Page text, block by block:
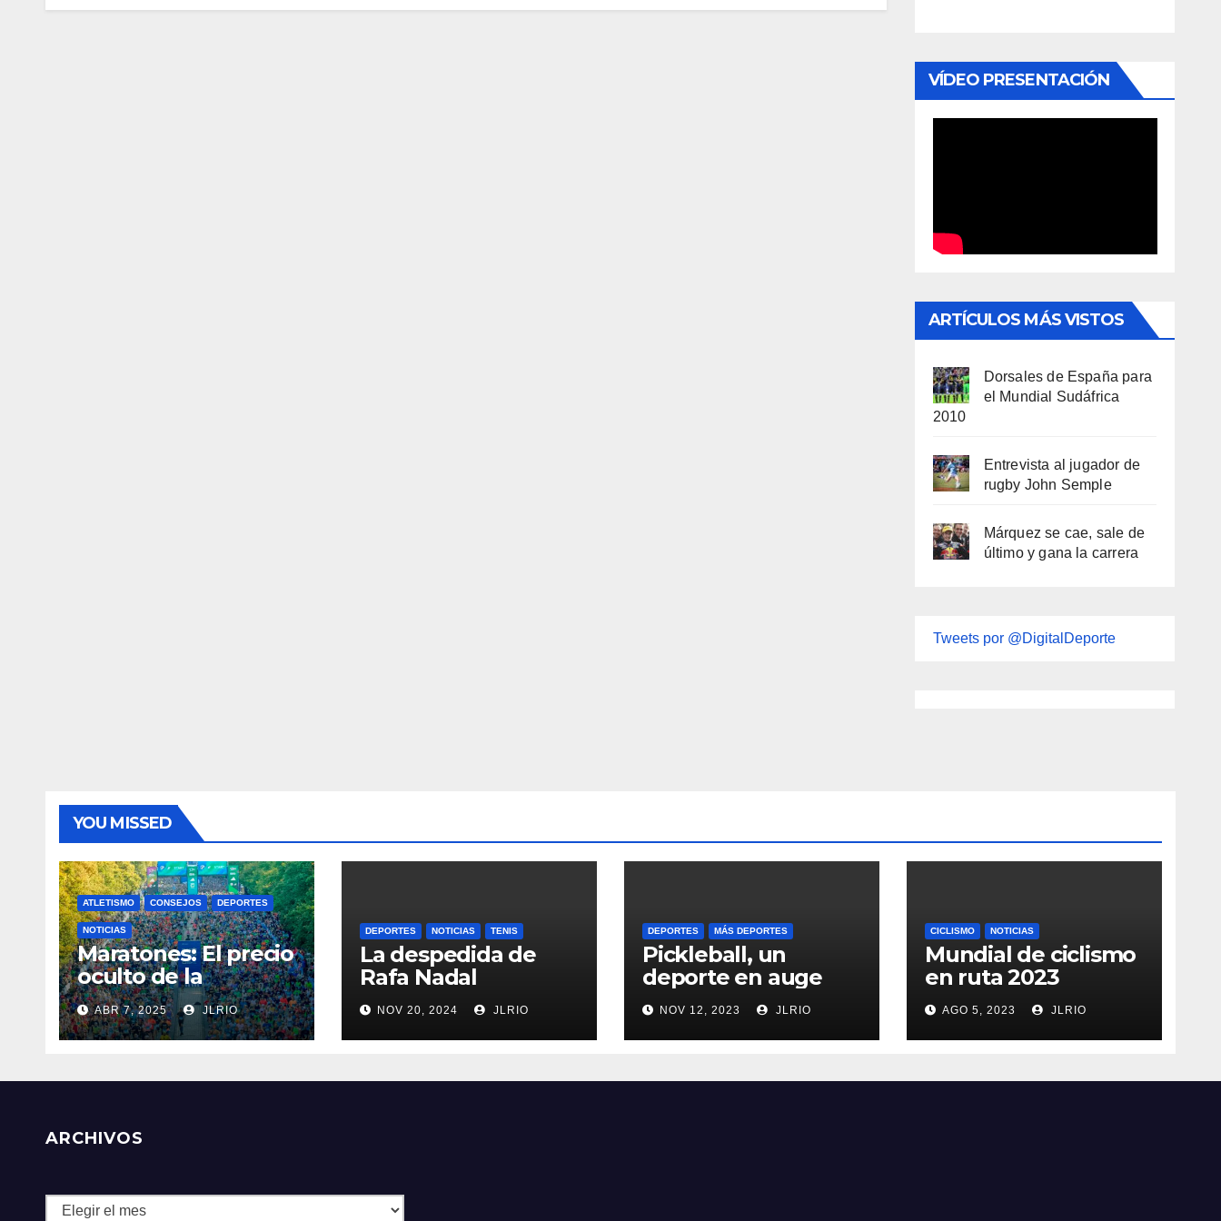
VÍDEO PRESENTACIÓN
ARTÍCULOS MÁS VISTOS
Dorsales de España para
el Mundial Sudáfrica
2010
Entrevista al jugador de
rugby John Semple
Márquez se cae, sale de
último y gana la carrera
Tweets por @DigitalDeporte
YOU MISSED
ATLETISMO CONSEJOS DEPORTES
NOTICIAS
Maratones: El precio
oculto de la
resistencia
ABR 7, 2025 JLRIO
DEPORTES NOTICIAS TENIS
La despedida de
Rafa Nadal
NOV 20, 2024 JLRIO
DEPORTES MÁS DEPORTES
Pickleball, un
deporte en auge
NOV 12, 2023 JLRIO
CICLISMO NOTICIAS
Mundial de ciclismo
en ruta 2023
AGO 5, 2023 JLRIO
ARCHIVOS
Archivos